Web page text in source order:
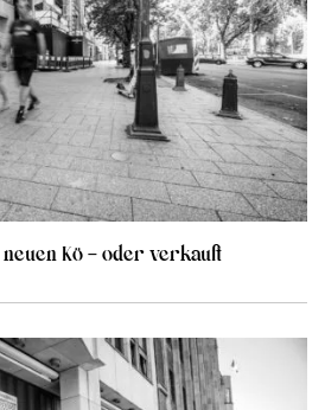
Kö – oder verkauft